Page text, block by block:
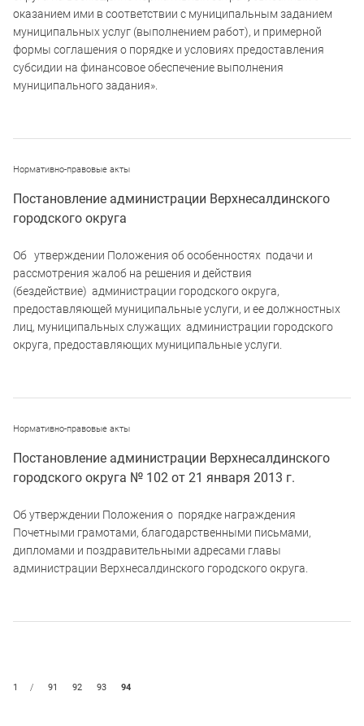
оказанием ими в соответствии с муниципальным заданием
муниципальных услуг (выполнением работ), и примерной
формы соглашения о порядке и условиях предоставления
субсидии на финансовое обеспечение выполнения
муниципального задания».
Нормативно-правовые акты
Постановление администрации Верхнесалдинского
городского округа
Об утверждении Положения об особенностях подачи и
рассмотрения жалоб на решения и действия
(бездействие) администрации городского округа,
предоставляющей муниципальные услуги, и ее должностных
лиц, муниципальных служащих администрации городского
округа, предоставляющих муниципальные услуги.
Нормативно-правовые акты
Постановление администрации Верхнесалдинского
городского округа № 102 от 21 января 2013 г.
Об утверждении Положения о порядке награждения
Почетными грамотами, благодарственными письмами,
дипломами и поздравительными адресами главы
администрации Верхнесалдинского городского округа.
1 / 91 92 93 94